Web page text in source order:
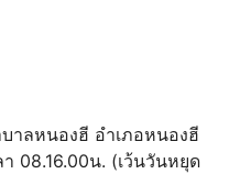
าลหนองฮี อําเภอหนองฮี
08.16.00น. (เว้นวันหยุด